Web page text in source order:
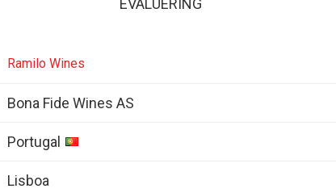
EVALUERING
Ramilo Wines
Bona Fide Wines AS
Portugal
Lisboa